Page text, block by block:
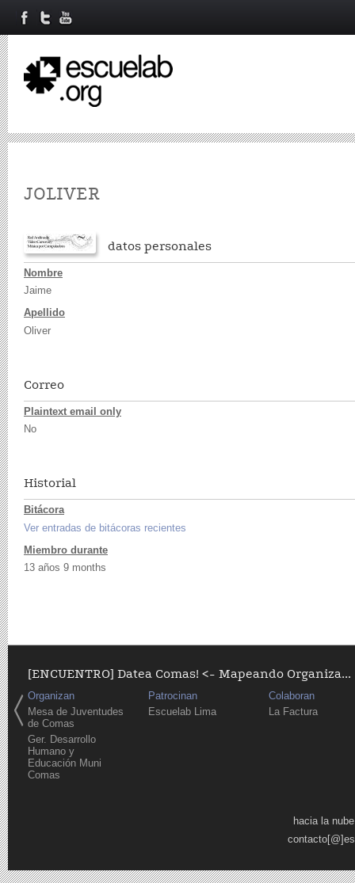
JOLIVER
datos personales
Nombre
Jaime
Apellido
Oliver
Correo
Plaintext email only
No
Historial
Bitácora
Ver entradas de bitácoras recientes
Miembro durante
13 años 9 months
[ENCUENTRO] Datea Comas! <- Mapeando Organiza...
Organizan
Mesa de Juventudes
de Comas
Ger. Desarrollo
Humano y
Educación Muni
Comas
Patrocinan
Escuelab Lima
Colaboran
La Factura
hacia la